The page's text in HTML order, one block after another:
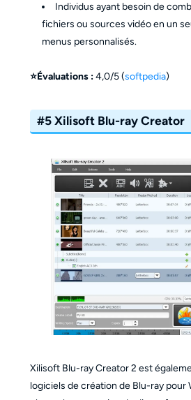
Individus ayant besoin de
fichiers ou sources vidéo en un
menus personnalisés.
⭐Évaluations :4,0/5 (softpedia)
#5 Xilisoft Blu-ray Creator
Xilisoft Blu-ray Creator 2 est
logiciels de création de Blu-ray pour